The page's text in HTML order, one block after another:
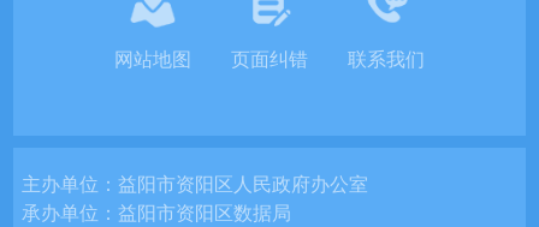
网站地图 页面纠错 联系我们
主办单位：益阳市资阳区人民政府办公室
承办单位：益阳市资阳区数据局